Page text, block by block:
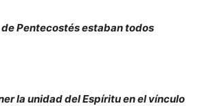
Pentecostés estaban todos
la unidad del Espíritu en el vínculo